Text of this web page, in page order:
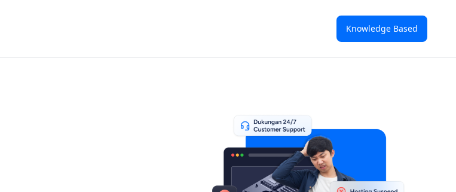
Knowledge Based